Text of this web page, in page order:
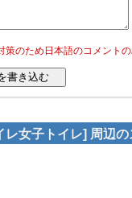
策のため日本語のコメント
女子トイレ] 周辺